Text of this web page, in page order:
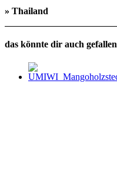
» Thailand
das könnte dir auch gefallen